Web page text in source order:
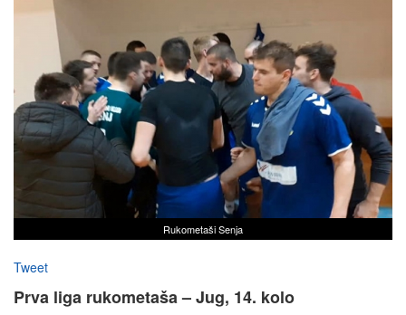
Rukometaši Senja
Tweet
Prva liga rukometaša – Jug, 14. kolo